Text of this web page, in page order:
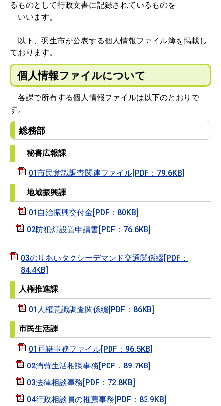
るものとして行政文書に記録されているものを
いいます。
以下、羽生市が公表する個人情報ファイル簿を掲載し
ております。
個人情報ファイルについて
各課で所有する個人情報ファイルは以下のとおりで
す。
総務部
秘書広報課
01市民意識調査関連ファイル[PDF：79.6KB]
地域振興課
01自治振興交付金[PDF：80KB]
02防犯灯設置申請書[PDF：76.6KB]
03のりあいタクシーデマンド交通関係綴[PDF：
84.4KB]
人権推進課
01人権意識調査関係綴[PDF：86KB]
市民生活課
01戸籍事務ファイル[PDF：96.5KB]
02消費生活相談事務[PDF：89.7KB]
03法律相談事務[PDF：72.8KB]
04行政相談員の推薦事務[PDF：83.9KB]